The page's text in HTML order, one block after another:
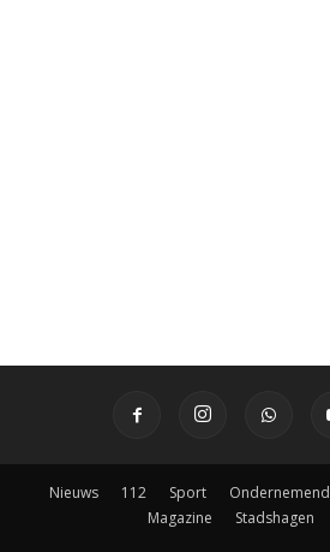
Nieuws 112 Sport Ondernemend
Magazine
Stadshagen